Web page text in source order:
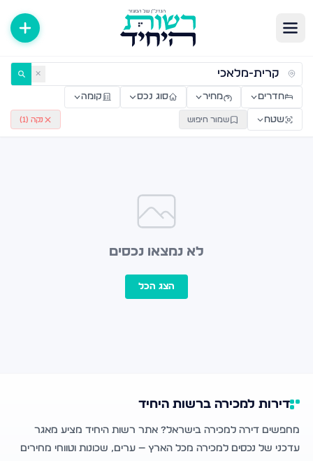
דירות למכירה ולהשכרה — רשות היחיד ✕
חדרים מחיר סוג נכס קומה
שטח שמור חיפוש נקה ( 1
)
לא נמצאו נכסים
הצג הכל
דירות למכירה ברשות היחיד
מחפשים דירה למכירה בישראל? אתר רשות היחיד מציע מאגר
עדכני של נכסים למכירה מכל הארץ — ערים, שכונות וטווחי מחירים